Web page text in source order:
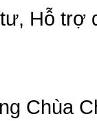
Hỗ trợ
Chùa